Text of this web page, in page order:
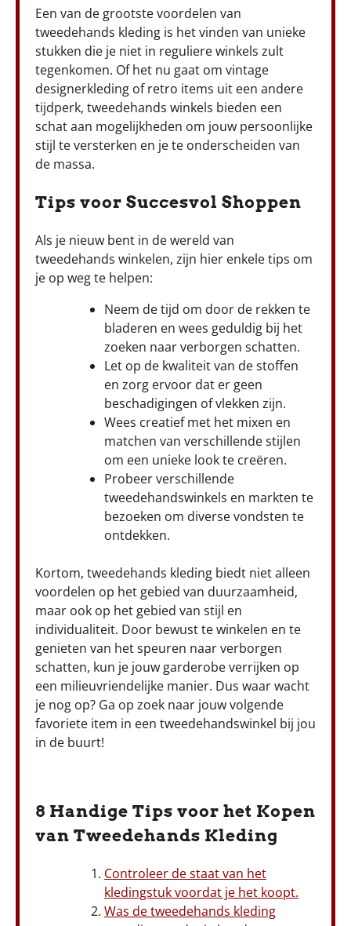
Een van de grootste voordelen van
tweedehands kleding is het vinden van unieke
stukken die je niet in reguliere winkels zult
tegenkomen. Of het nu gaat om vintage
designerkleding of retro items uit een andere
tijdperk, tweedehands winkels bieden een
schat aan mogelijkheden om jouw persoonlijke
stijl te versterken en je te onderscheiden van
de massa.
Tips voor Succesvol Shoppen
Als je nieuw bent in de wereld van
tweedehands winkelen, zijn hier enkele tips om
je op weg te helpen:
Neem de tijd om door de rekken te
bladeren en wees geduldig bij het
zoeken naar verborgen schatten.
Let op de kwaliteit van de stoffen
en zorg ervoor dat er geen
beschadigingen of vlekken zijn.
Wees creatief met het mixen en
matchen van verschillende stijlen
om een unieke look te creëren.
Probeer verschillende
tweedehandswinkels en markten te
bezoeken om diverse vondsten te
ontdekken.
Kortom, tweedehands kleding biedt niet alleen
voordelen op het gebied van duurzaamheid,
maar ook op het gebied van stijl en
individualiteit. Door bewust te winkelen en te
genieten van het speuren naar verborgen
schatten, kun je jouw garderobe verrijken op
een milieuvriendelijke manier. Dus waar wacht
je nog op? Ga op zoek naar jouw volgende
favoriete item in een tweedehandswinkel bij jou
in de buurt!
8 Handige Tips voor het Kopen
van Tweedehands Kleding
Controleer de staat van het
kledingstuk voordat je het koopt.
Was de tweedehands kleding